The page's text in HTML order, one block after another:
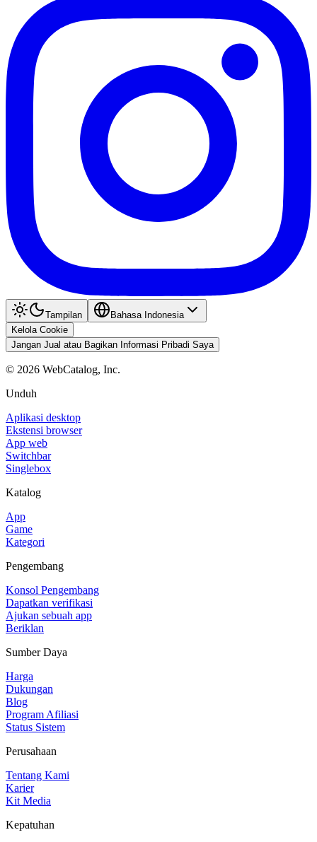
Tampilan
Bahasa Indonesia
Kelola Cookie
Jangan Jual atau Bagikan Informasi Pribadi Saya
© 2026 WebCatalog, Inc.
Unduh
Aplikasi desktop
Ekstensi browser
App web
Switchbar
Singlebox
Katalog
App
Game
Kategori
Pengembang
Konsol Pengembang
Dapatkan verifikasi
Ajukan sebuah app
Beriklan
Sumber Daya
Harga
Dukungan
Blog
Program Afiliasi
Status Sistem
Perusahaan
Tentang Kami
Karier
Kit Media
Kepatuhan